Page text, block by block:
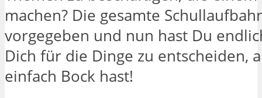
machen? Die gesamte
vorgegeben und nun hast Du
Dich für die Dinge zu entscheiden,
einfach Bock hast!